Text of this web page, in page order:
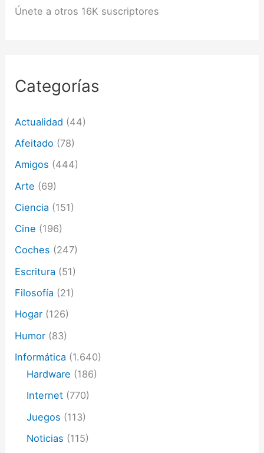
ó
r
r
e
e
c
r
n
c
o
Únete a otros 16K suscriptores
Categorías
Actualidad (44)
Afeitado (78)
Amigos (444)
Arte (69)
Ciencia (151)
Cine (196)
Coches (247)
Escritura (51)
Filosofía (21)
Hogar (126)
Humor (83)
Informática (1.640)
Hardware (186)
Internet (770)
Juegos (113)
Noticias (115)